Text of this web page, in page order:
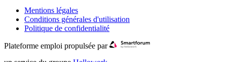
Mentions légales
Conditions générales d'utilisation
Politique de confidentialité
Plateforme emploi propulsée par